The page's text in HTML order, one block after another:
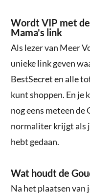
Wordt VIP met
Mama's link
Als lezer van Meer
unieke link geven
BestSecret en alle
kunt shoppen. En je
nog eens meteen de
normaliter krijgt als
hebt gedaan.
Wat houdt de
Na het plaatsen van